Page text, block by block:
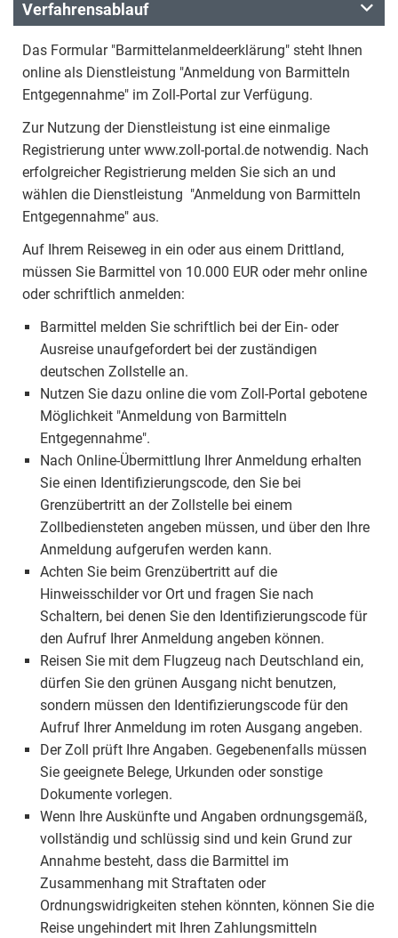
Verfahrensablauf
Das Formular "Barmittelanmeldeerklärung" steht Ihnen
online als Dienstleistung "Anmeldung von Barmitteln
Entgegennahme" im Zoll-Portal zur Verfügung.
Zur Nutzung der Dienstleistung ist eine einmalige
Registrierung unter www.zoll-portal.de notwendig. Nach
erfolgreicher Registrierung melden Sie sich an und
wählen die Dienstleistung "Anmeldung von Barmitteln
Entgegennahme" aus.
Auf Ihrem Reiseweg in ein oder aus einem Drittland,
müssen Sie Barmittel von 10.000 EUR oder mehr online
oder schriftlich anmelden:
Barmittel melden Sie schriftlich bei der Ein- oder
Ausreise unaufgefordert bei der zuständigen
deutschen Zollstelle an.
Nutzen Sie dazu online die vom Zoll-Portal gebotene
Möglichkeit "Anmeldung von Barmitteln
Entgegennahme".
Nach Online-Übermittlung Ihrer Anmeldung erhalten
Sie einen Identifizierungscode, den Sie bei
Grenzübertritt an der Zollstelle bei einem
Zollbediensteten angeben müssen, und über den Ihre
Anmeldung aufgerufen werden kann.
Achten Sie beim Grenzübertritt auf die
Hinweisschilder vor Ort und fragen Sie nach
Schaltern, bei denen Sie den Identifizierungscode für
den Aufruf Ihrer Anmeldung angeben können.
Reisen Sie mit dem Flugzeug nach Deutschland ein,
dürfen Sie den grünen Ausgang nicht benutzen,
sondern müssen den Identifizierungscode für den
Aufruf Ihrer Anmeldung im roten Ausgang angeben.
Der Zoll prüft Ihre Angaben. Gegebenenfalls müssen
Sie geeignete Belege, Urkunden oder sonstige
Dokumente vorlegen.
Wenn Ihre Auskünfte und Angaben ordnungsgemäß,
vollständig und schlüssig sind und kein Grund zur
Annahme besteht, dass die Barmittel im
Zusammenhang mit Straftaten oder
Ordnungswidrigkeiten stehen könnten, können Sie die
Reise ungehindert mit Ihren Zahlungsmitteln